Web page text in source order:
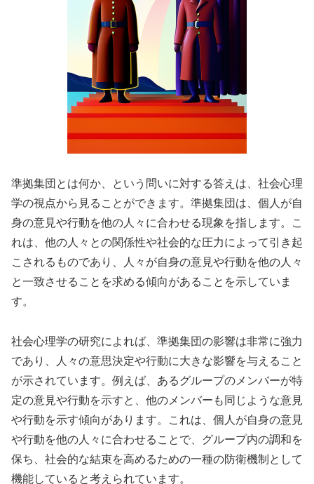
準拠集団とは何か、という問いに対する答えは、社会心理
学の視点から見ることができます。準拠集団は、個人が自
身の意見や行動を他の人々に合わせる現象を指します。こ
れは、他の人々との関係性や社会的な圧力によって引き起
こされるものであり、人々が自身の意見や行動を他の人々
と一致させることを求める傾向があることを示していま
す。
社会心理学の研究によれば、準拠集団の影響は非常に強力
であり、人々の意思決定や行動に大きな影響を与えること
が示されています。例えば、あるグループのメンバーが特
定の意見や行動を示すと、他のメンバーも同じような意見
や行動を示す傾向があります。これは、個人が自身の意見
や行動を他の人々に合わせることで、グループ内の調和を
保ち、社会的な結束を高めるための一種の防衛機制として
機能していると考えられています。